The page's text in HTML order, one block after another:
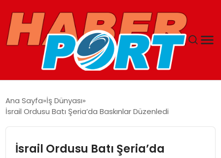
YAŞAM
Ana Sayfa İş Dünyası
İsrail Ordusu Batı Şeria’da Baskınlar Düzenledi
İsrail Ordusu Batı Şeria’da